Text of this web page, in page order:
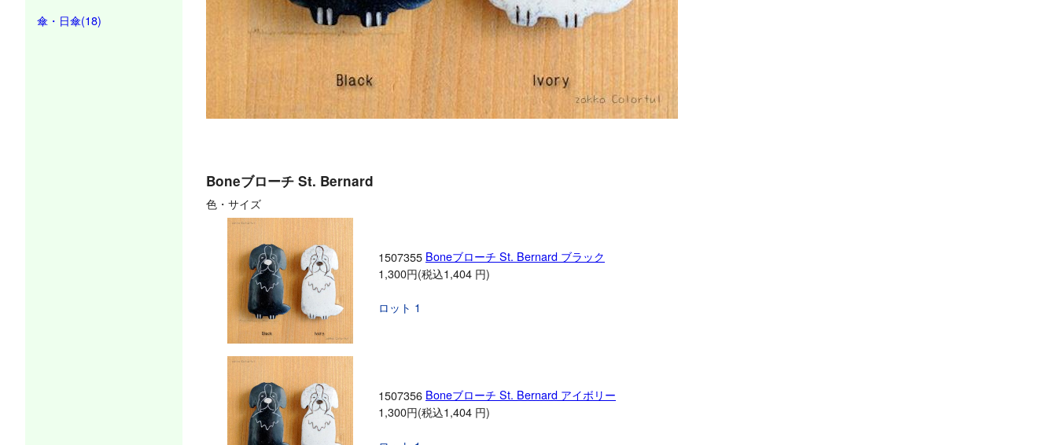
Boneブローチ St. Bernard
色・サイズ
1507355 Boneブローチ St. Bernard ブラック
1,300円(税込1,404 円)
ロット 1
1507356 Boneブローチ St. Bernard アイボリー
1,300円(税込1,404 円)
傘・日傘(18)